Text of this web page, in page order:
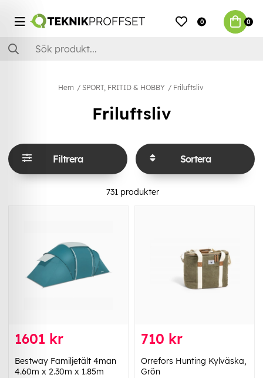
0 0
Hem SPORT, FRITID & HOBBY Friluftsliv
Friluftsliv
Filtrera Sortera
731 produkter
1601 kr
Bestway Familjetält 4man
4.60m x 2.30m x 1.85m
710 kr
Orrefors Hunting Kylväska,
Grön